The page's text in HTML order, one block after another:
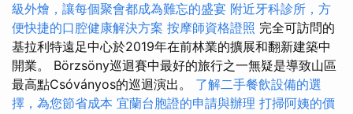
級外燴，讓每個聚會都成為難忘的盛宴 附近牙科診所，方
便快捷的口腔健康解決方案 按摩師資格證照 完全可訪問的
基拉利特遠足中心於2019年在前林業的擴展和翻新建築中
開業。 Börzsöny巡迴賽中最好的旅行之一無疑是導致山區
最高點Csóványos的巡迴演出。 了解二手餐飲設備的選
擇，為您節省成本 宜蘭台胞證的申請與辦理 打掃阿姨的價